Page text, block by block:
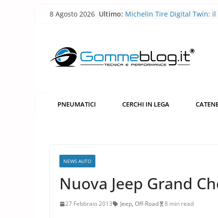
8 Agosto 2026 Ultimo: Michelin Tire Digital Twin: il
corsa diventa laboratorio per
futuro
pneumatico che porta la
PNEUMATICI CERCHI IN LEGA
NEWS AUTO
Nuova Jeep Grand
27 Febbraio 2013 Jeep, Off-Road 8 min read